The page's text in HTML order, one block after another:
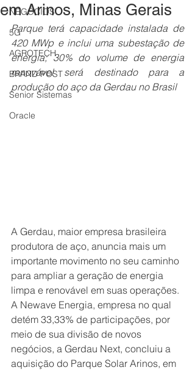
NEGÓCIOS
5G
AGROTECH
BRAND POST
Senior Sistemas
Oracle
em Arinos, Minas Gerais
Parque terá capacidade instalada de
420 MWp e inclui uma subestação de
energia; 30% do volume de energia
renovável será destinado para a
produção do aço da Gerdau no Brasil
A Gerdau, maior empresa brasileira
produtora de aço, anuncia mais um
importante movimento no seu caminho
para ampliar a geração de energia
limpa e renovável em suas operações.
A Newave Energia, empresa no qual
detém 33,33% de participações, por
meio de sua divisão de novos
negócios, a Gerdau Next, concluiu a
aquisição do Parque Solar Arinos, em